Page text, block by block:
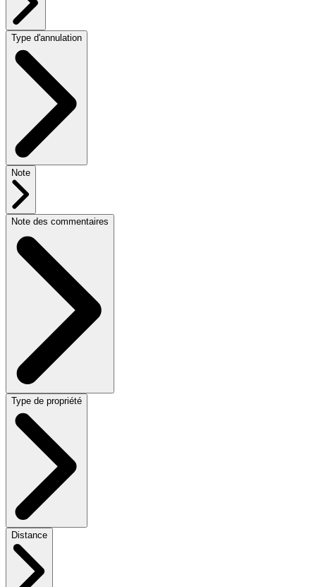
Type d'annulation
Note
Note des commentaires
Type de propriété
Distance